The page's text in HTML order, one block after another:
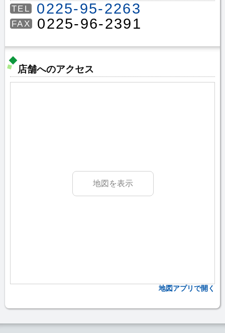
TEL 0225-95-2263
FAX 0225-96-2391
店舗へのアクセス
地図を表示
地図アプリで開く